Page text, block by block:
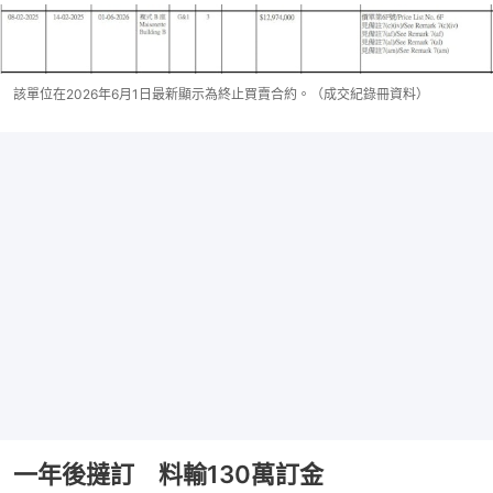
該單位在2026年6月1日最新顯示為終止買賣合約。（成交紀錄冊資料）
一年後撻訂 料輸130萬訂金